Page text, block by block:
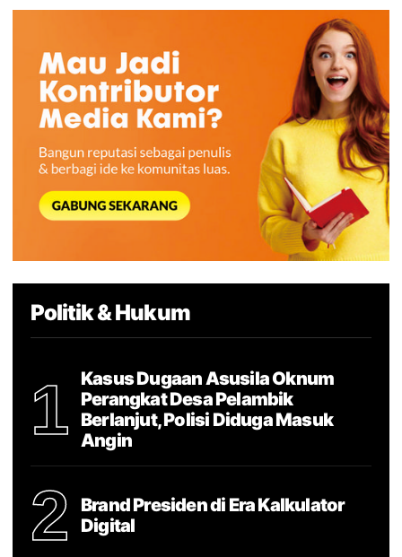
Politik & Hukum
1
Kasus Dugaan Asusila Oknum
Perangkat Desa Pelambik
Berlanjut, Polisi Diduga Masuk
Angin
2
Brand Presiden di Era Kalkulator
Digital